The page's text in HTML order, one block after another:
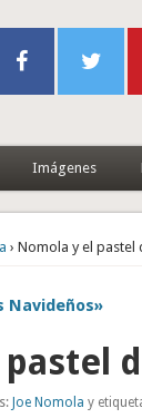
Imágenes
› Nomola y el pastel
Navideños»
Joe Nomola y